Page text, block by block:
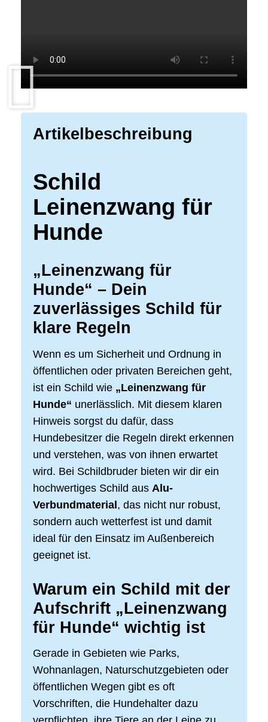
Artikelbeschreibung
Schild
Leinenzwang für
Hunde
„Leinenzwang für
Hunde“ – Dein
zuverlässiges Schild für
klare Regeln
Wenn es um Sicherheit und Ordnung in
öffentlichen oder privaten Bereichen geht,
ist ein Schild wie „Leinenzwang für
Hunde“ unerlässlich. Mit diesem klaren
Hinweis sorgst du dafür, dass
Hundebesitzer die Regeln direkt erkennen
und verstehen, was von ihnen erwartet
wird. Bei Schildbruder bieten wir dir ein
hochwertiges Schild aus Alu-
Verbundmaterial, das nicht nur robust,
sondern auch wetterfest ist und damit
ideal für den Einsatz im Außenbereich
geeignet ist.
Warum ein Schild mit der
Aufschrift „Leinenzwang
für Hunde“ wichtig ist
Gerade in Gebieten wie Parks,
Wohnanlagen, Naturschutzgebieten oder
öffentlichen Wegen gibt es oft
Vorschriften, die Hundehalter dazu